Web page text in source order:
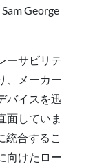
George
ーサビリテ
、メーカー
バイスを迅
面していま
統合するこ
向けたロー